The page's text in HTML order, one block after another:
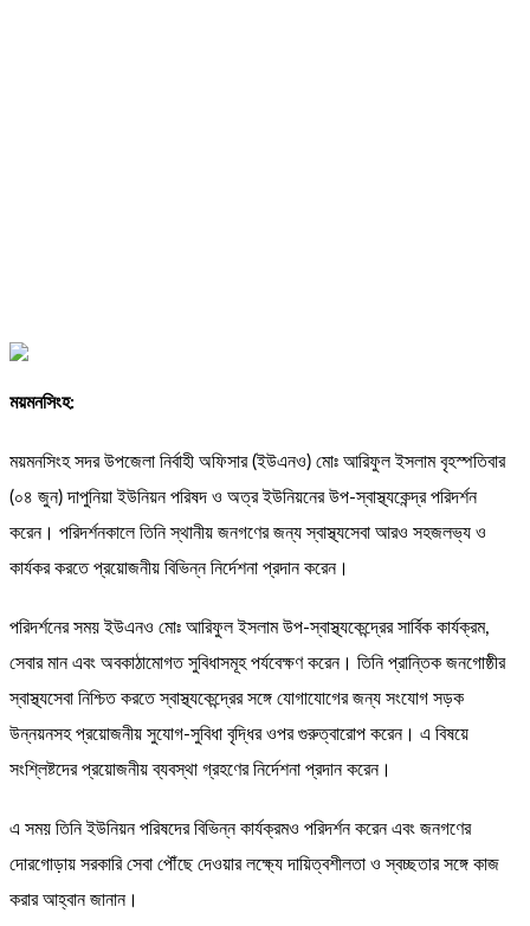
ময়মনসিংহ:
ময়মনসিংহ সদর উপজেলা নির্বাহী অফিসার (ইউএনও) মোঃ আরিফুল ইসলাম বৃহস্পতিবার
(০৪ জুন) দাপুনিয়া ইউনিয়ন পরিষদ ও অত্র ইউনিয়নের উপ-স্বাস্থ্যকেন্দ্র পরিদর্শন
করেন। পরিদর্শনকালে তিনি স্থানীয় জনগণের জন্য স্বাস্থ্যসেবা আরও সহজলভ্য ও
কার্যকর করতে প্রয়োজনীয় বিভিন্ন নির্দেশনা প্রদান করেন।
পরিদর্শনের সময় ইউএনও মোঃ আরিফুল ইসলাম উপ-স্বাস্থ্যকেন্দ্রের সার্বিক কার্যক্রম,
সেবার মান এবং অবকাঠামোগত সুবিধাসমূহ পর্যবেক্ষণ করেন। তিনি প্রান্তিক জনগোষ্ঠীর
স্বাস্থ্যসেবা নিশ্চিত করতে স্বাস্থ্যকেন্দ্রের সঙ্গে যোগাযোগের জন্য সংযোগ সড়ক
উন্নয়নসহ প্রয়োজনীয় সুযোগ-সুবিধা বৃদ্ধির ওপর গুরুত্বারোপ করেন। এ বিষয়ে
সংশ্লিষ্টদের প্রয়োজনীয় ব্যবস্থা গ্রহণের নির্দেশনা প্রদান করেন।
এ সময় তিনি ইউনিয়ন পরিষদের বিভিন্ন কার্যক্রমও পরিদর্শন করেন এবং জনগণের
দোরগোড়ায় সরকারি সেবা পৌঁছে দেওয়ার লক্ষ্যে দায়িত্বশীলতা ও স্বচ্ছতার সঙ্গে কাজ
করার আহ্বান জানান।